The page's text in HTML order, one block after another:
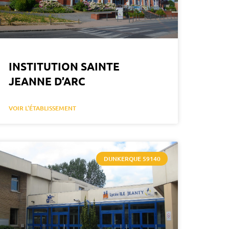
INSTITUTION SAINTE
JEANNE D’ARC
VOIR L'ÉTABLISSEMENT
DUNKERQUE 59140